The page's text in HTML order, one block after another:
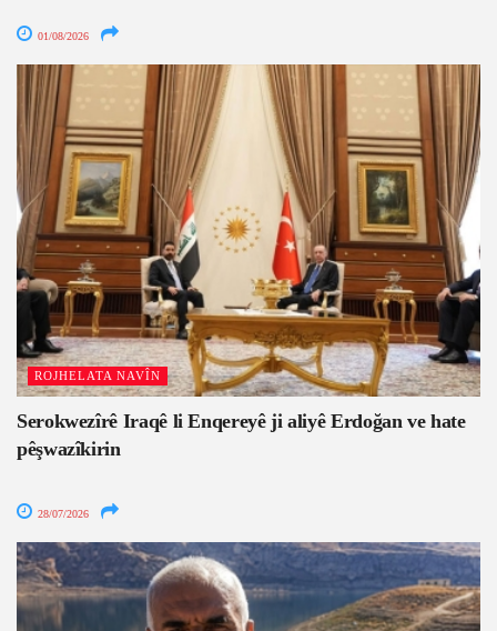
01/08/2026
ROJHELATA NAVÎN
Serokwezîrê Iraqê li Enqereyê ji aliyê Erdoğan ve hate
pêşwazîkirin
28/07/2026